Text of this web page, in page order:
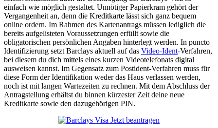
einfach wie möglich gestaltet. Unnötiger Papierkram gehört der
Vergangenheit an, denn die Kreditkarte lässt sich ganz bequem
online ordern. Im Rahmen des Kartenantrags müssen lediglich die
bereits aufgelisteten Voraussetzungen erfüllt sowie die
obligatorischen persönlichen Angaben hinterlegt werden. In puncto
Identifizierung setzt Barclays aktuell auf das Video-Ident-Verfahren,
bei diesem du dich mittels eines kurzen Videotelefonats digital
ausweisen kannst. Im Gegensatz zum Postident-Verfahren muss für
diese Form der Identifikation weder das Haus verlassen werden,
noch ist mit langen Wartezeiten zu rechnen. Mit dem Abschluss der
Antragstellung erhältst du binnen kürzester Zeit deine neue
Kreditkarte sowie den dazugehörigen PIN.
Jetzt beantragen